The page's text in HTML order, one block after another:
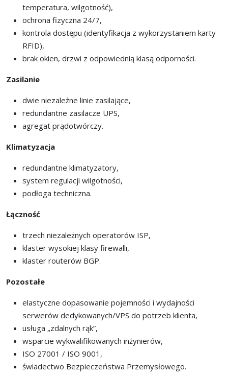
temperatura, wilgotność),
ochrona fizyczna 24/7,
kontrola dostępu (identyfikacja z wykorzystaniem karty
RFID),
brak okien, drzwi z odpowiednią klasą odporności.
Zasilanie
dwie niezależne linie zasilające,
redundantne zasilacze UPS,
agregat prądotwórczy.
Klimatyzacja
redundantne klimatyzatory,
system regulacji wilgotności,
podłoga techniczna.
Łączność
trzech niezależnych operatorów ISP,
klaster wysokiej klasy firewalli,
klaster routerów BGP.
Pozostałe
elastyczne dopasowanie pojemności i wydajności
serwerów dedykowanych/VPS do potrzeb klienta,
usługa „zdalnych rąk”,
wsparcie wykwalifikowanych inżynierów,
ISO 27001 / ISO 9001,
świadectwo Bezpieczeństwa Przemysłowego.